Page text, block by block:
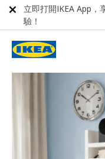
立即打開IKEA App，
驗！